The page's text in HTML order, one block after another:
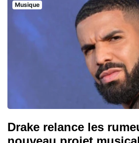
Musique
Drake relance les